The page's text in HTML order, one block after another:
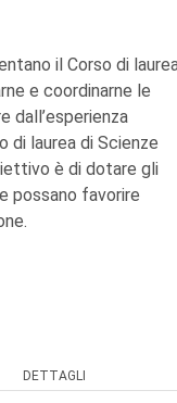
il Corso di
e coordinarne le
di laurea di Scienze
è di dotare gli
possano favorire
DETTAGLI